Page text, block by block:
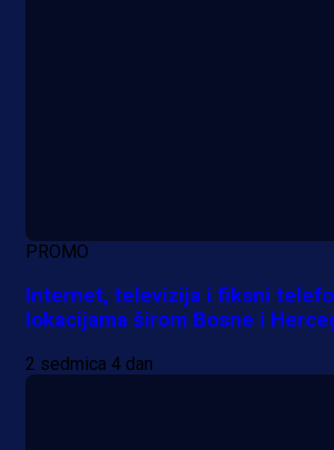
evropska takmičenja
bonus dobrodošlice!
1 dan 4 h
PROMO
Internet, televizija i fiksni
lokacijama širom Bosne i
2 sedmica 4 dan